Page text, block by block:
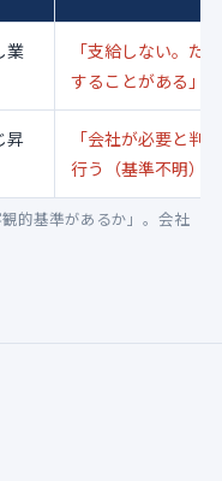
業
「支給しない。た
することがある」
昇
「会社が必要と判
行う（基準不明）」
的基準があるか」。会社